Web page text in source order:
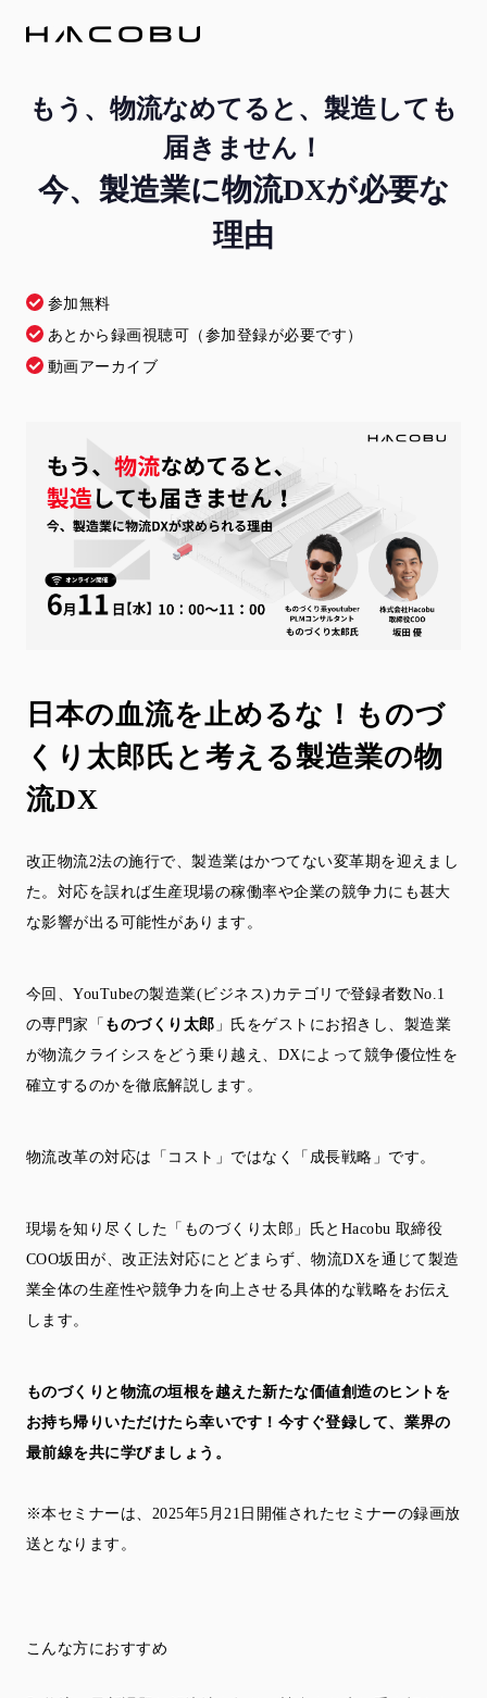
もう、物流なめてると、製造しても
届きません！
今、製造業に物流DXが必要な
理由
参加無料
あとから録画視聴可（参加登録が必要です）
動画アーカイブ
日本の血流を止めるな！ ものづ
くり太郎氏と考える製造業の物
流DX
改正物流2法の施行で、製造業はかつてない変革期を迎えまし
た。対応を誤れば生産現場の稼働率や企業の競争力にも甚大
な影響が出る可能性があります。
今回、YouTubeの製造業(ビジネス)カテゴリで登録者数No.1
の専門家「 ものづくり太郎 」氏をゲストにお招きし、製造業
が物流クライシスをどう乗り越え、DXによって競争優位性を
確立するのかを徹底解説します。
物流改革の対応は「コスト」ではなく「成長戦略」です。
現場を知り尽くした「ものづくり太郎」氏とHacobu 取締役
COO坂田が、改正法対応にとどまらず、物流DXを通じて製造
業全体の生産性や競争力を向上させる具体的な戦略をお伝え
します。
ものづくりと物流の垣根を越えた新たな価値創造のヒントを
お持ち帰りいただけたら幸いです！今すぐ登録して、業界の
最前線を共に学びましょう。
※本セミナーは、2025年5月21日開催されたセミナーの録画放
送となります。
こんな方におすすめ